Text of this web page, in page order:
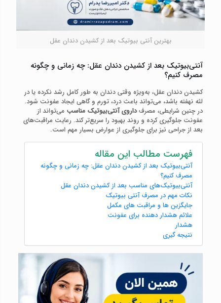
بهترین آنتی بیوتیک بعد از کشیدن دندان عقل
آنتی‌بیوتیک بعد از کشیدن دندان عقل: چه زمانی و چگونه
مصرف کنیم؟
کشیدن دندان عقل، به‌ویژه وقتی دندان به طور کامل رشد نکرده یا در
لثه نهفته باشد، می‌تواند باعث درد، تورم و گاهی ایجاد عفونت شود.
در چنین شرایطی، مصرفداروی آنتی‌بیوتیک مناسب می‌تواند از
عفونت جلوگیری کرده و روند بهبود را سریع‌تر کند. رعایت مراقبت‌های
بعد از جراحی نیز برای جلوگیری از عوارض بسیار مهم است.
فهرست مطالب این مقاله
آنتی‌بیوتیک بعد از کشیدن دندان عقل: چه زمانی و چگونه
مصرف کنیم؟
آنتی‌بیوتیک‌های مناسب بعد از کشیدن دندان عقل
نکات مهم در مصرف آنتی‌ بیوتیک
جایگزین‌ ها و مراقبت‌ های مکمل
علائم هشدار دهنده برای عفونت
هشدار
نتیجه گیری